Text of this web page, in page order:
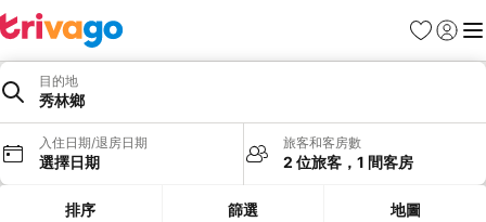
我的最愛
登入 選
目的地
秀林鄉
入住日期/退房日期
選擇日期
旅客和客房數
2 位旅客，1 間客房
排序 篩選 地圖